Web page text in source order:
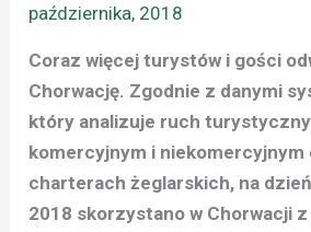
października, 2018
Coraz więcej turystów i gości
Chorwację. Zgodnie z danymi
który analizuje ruch
komercyjnym i niekomercyjnym
charterach żeglarskich, na
2018 skorzystano w Chorwacji z